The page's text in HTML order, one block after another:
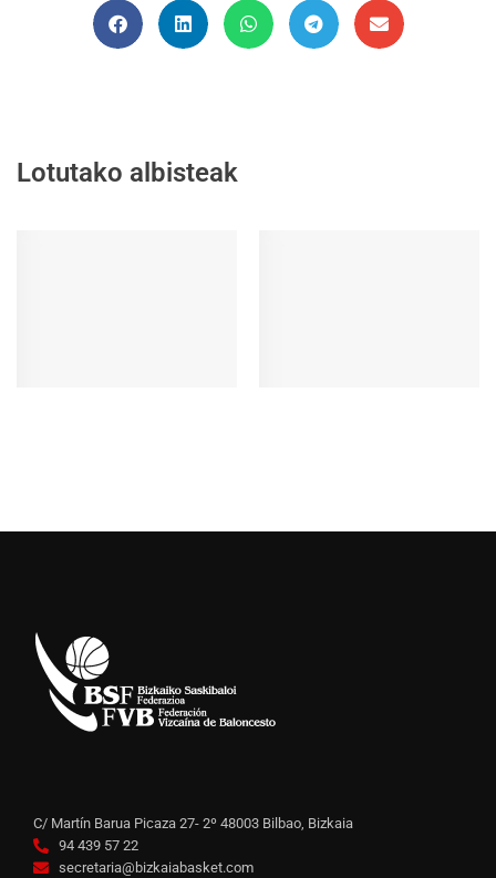
Lotutako albisteak
C/ Martín Barua Picaza 27- 2º 48003 Bilbao, Bizkaia
94 439 57 22
secretaria@bizkaiabasket.com